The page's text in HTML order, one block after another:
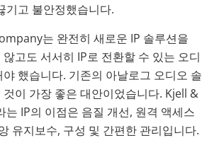
기고 불안정했습니다.
는 완전히 새로운 IP 솔루션을
고도 서서히 IP로 전환할 수 있는 오디
했습니다. 기존의 아날로그 오디오 솔
이 가장 좋은 대안이었습니다. Kjell &
IP의 이점은 음질 개선, 원격 액세스
유지보수, 구성 및 간편한 관리입니다.